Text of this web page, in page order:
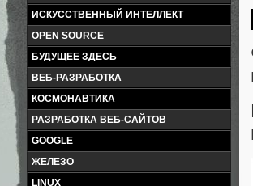
ИСКУССТВЕННЫЙ ИНТЕЛЛЕКТ
OPEN SOURCE
БУДУЩЕЕ ЗДЕСЬ
ВЕБ-РАЗРАБОТКА
КОСМОНАВТИКА
РАЗРАБОТКА ВЕБ-САЙТОВ
GOOGLE
ЖЕЛЕЗО
LINUX